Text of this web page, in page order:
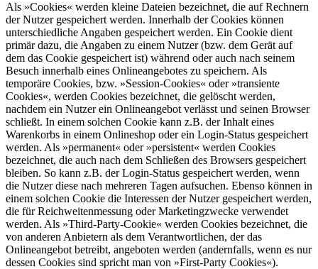
Als »Cookies« werden kleine Dateien bezeichnet, die auf Rechnern
der Nutzer gespeichert werden. Innerhalb der Cookies können
unterschiedliche Angaben gespeichert werden. Ein Cookie dient
primär dazu, die Angaben zu einem Nutzer (bzw. dem Gerät auf
dem das Cookie gespeichert ist) während oder auch nach seinem
Besuch innerhalb eines Onlineangebotes zu speichern. Als
temporäre Cookies, bzw. »Session-Cookies« oder »transiente
Cookies«, werden Cookies bezeichnet, die gelöscht werden,
nachdem ein Nutzer ein Onlineangebot verlässt und seinen Browser
schließt. In einem solchen Cookie kann z.B. der Inhalt eines
Warenkorbs in einem Onlineshop oder ein Login-Status gespeichert
werden. Als »permanent« oder »persistent« werden Cookies
bezeichnet, die auch nach dem Schließen des Browsers gespeichert
bleiben. So kann z.B. der Login-Status gespeichert werden, wenn
die Nutzer diese nach mehreren Tagen aufsuchen. Ebenso können in
einem solchen Cookie die Interessen der Nutzer gespeichert werden,
die für Reichweitenmessung oder Marketingzwecke verwendet
werden. Als »Third-Party-Cookie« werden Cookies bezeichnet, die
von anderen Anbietern als dem Verantwortlichen, der das
Onlineangebot betreibt, angeboten werden (andernfalls, wenn es nur
dessen Cookies sind spricht man von »First-Party Cookies«).